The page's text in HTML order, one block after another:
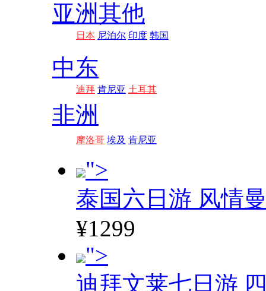
亚洲其他
日本 尼泊尔 印度 韩国
中东
迪拜 肯尼亚 土耳其
非洲
摩洛哥 埃及 肯尼亚
">
泰国六日游 风情
¥1299
">
迪拜文莱七日游